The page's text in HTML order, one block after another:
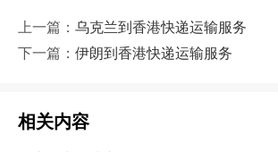
上一篇： 乌克兰到香港快递运输服务
下一篇： 伊朗到香港快递运输服务
相关内容